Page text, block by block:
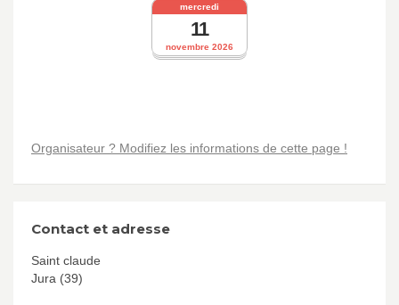
novembre 2026
mercredi
11
Organisateur ? Modifiez les informations de cette page !
Contact et adresse
Saint claude
Jura (39)